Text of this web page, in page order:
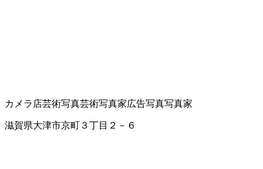
カメラ店芸術写真芸術写真家広告写真写真家
滋賀県大津市京町３丁目２－６